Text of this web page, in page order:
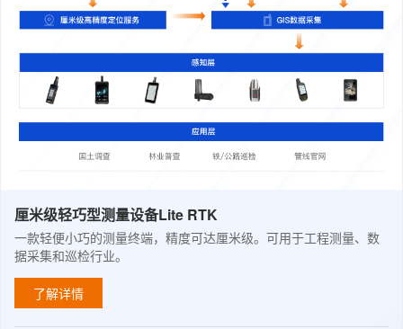
厘米级轻巧型测量设备Lite RTK
一款轻便小巧的测量终端，精度可达厘米级。可用于工程测量、数
据采集和巡检行业。
了解详情